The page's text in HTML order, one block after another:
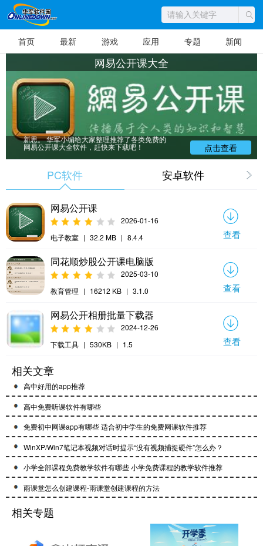
首页 最新 游戏 应用 专题 新闻
网易公开课大全
网易公开课大全，是网易为爱学习的网友
打造的“随时随地上名校公开课”的免费课程平
台。它以哈佛、耶鲁、牛津、剑桥等“全球名校
视频公开课”为内容资源，结合稳重的界面设计
和人性化的操作，实现您与名校真正零距离接
触，无成本、无障碍地了解世界前沿的新知、
新思。 华军小编给大家整理推荐了各类免费的
网易公开课大全软件，赶快来下载吧！ 点击查看
PC软件 安卓软件
网易公开课
2026-01-16
电子教室 | 32.2 MB | 8.4.4 查看
同花顺炒股公开课电脑版
2025-03-10
教育管理 | 16212 KB | 3.1.0 查看
网易公开相册批量下载器
2024-12-26
下载工具 | 530KB | 1.5 查看
相关文章
高中好用的app推荐
高中免费听课软件有哪些
免费初中网课app有哪些 适合初中学生的免费网课软件推荐
WinXP/Win7笔记本视频对话时提示“没有视频捕捉硬件”怎么办？
小学全部课程免费教学软件有哪些 小学免费课程的教学软件推荐
雨课堂怎么创建课程-雨课堂创建课程的方法
相关专题